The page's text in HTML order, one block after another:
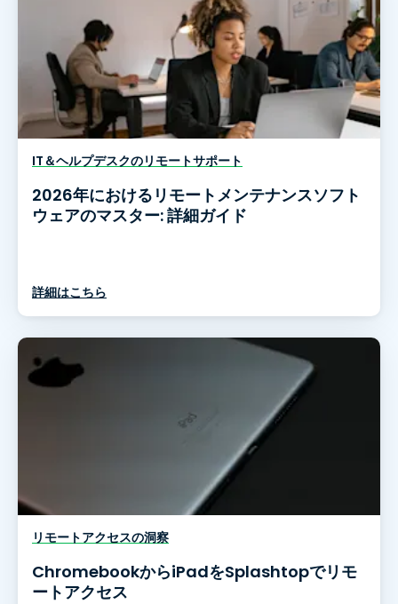
IT＆ヘルプデスクのリモートサポート
2026年におけるリモートメンテナンスソフト
ウェアのマスター: 詳細ガイド
詳細はこちら
リモートアクセスの洞察
ChromebookからiPadをSplashtopでリモ
ートアクセス